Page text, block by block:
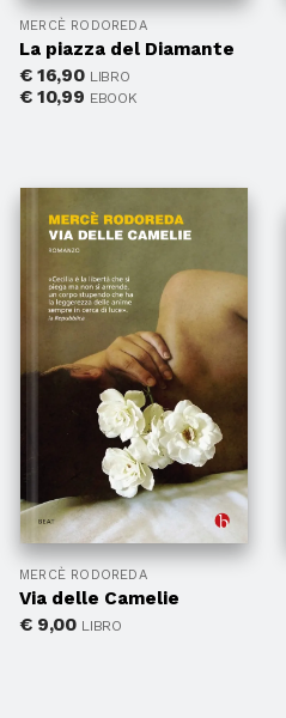
MERCÈ RODOREDA
La piazza del Diamante
€16,90 LIBRO
€10,99 EBOOK
MERCÈ RODOREDA
Via delle Camelie
€9,00 LIBRO